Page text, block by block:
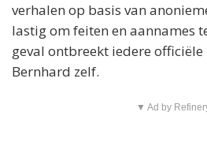
verhalen op basis van
lastig om feiten en aannames
geval ontbreekt iedere
Bernhard zelf.
▼ Ad by